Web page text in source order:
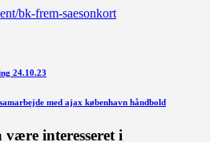
bk-frem-saesonkort
24.10.23
med ajax københavn håndbold
være interesseret i